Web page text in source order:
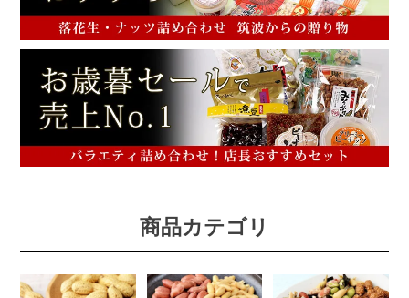
商品カテゴリ